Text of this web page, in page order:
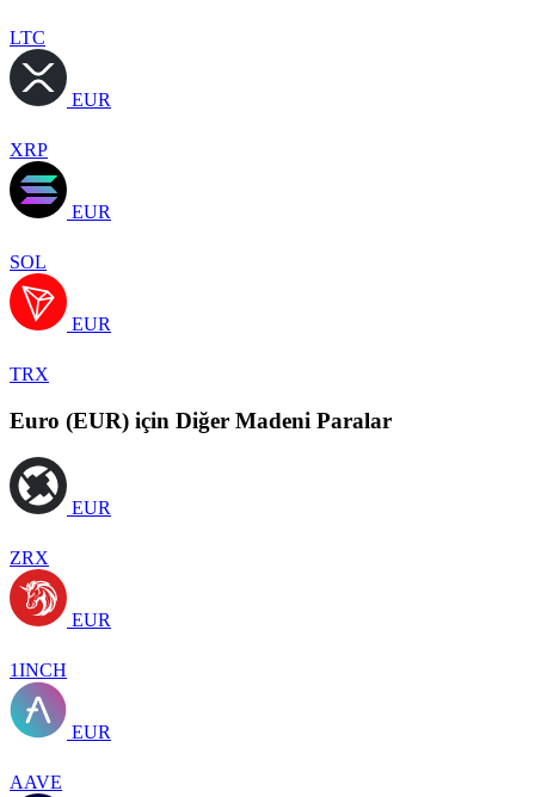
LTC
EUR
XRP
EUR
SOL
EUR
TRX
Euro (EUR) için Diğer Madeni Paralar
EUR
ZRX
EUR
1INCH
EUR
AAVE